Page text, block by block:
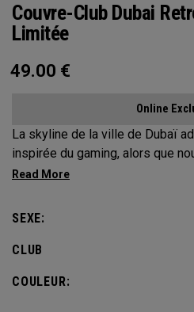
Couvre-Club Dubai
Limitée
49.00 €
Online
La skyline de la ville de Dubaï
inspirée du gaming, alors que
donnons le coup d’envoi des
SEXE:
CLUB
COULEUR: